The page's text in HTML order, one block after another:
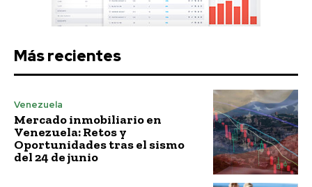
Más recientes
Venezuela
Mercado inmobiliario en
Venezuela: Retos y
Oportunidades tras el sismo
del 24 de junio